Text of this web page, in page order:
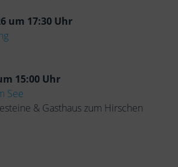
um 17:30 Uhr
15:00 Uhr
See
& Gasthaus zum Hirschen